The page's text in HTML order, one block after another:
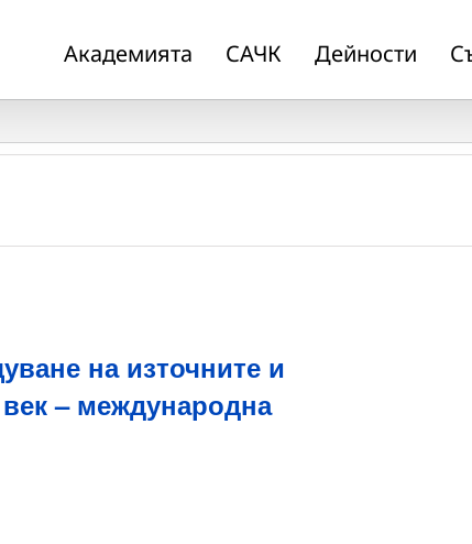
Академията САЧК Дейности
на източните и
– международна